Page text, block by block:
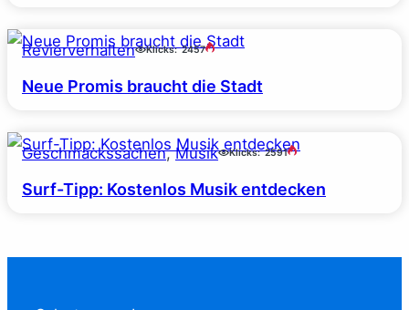
Revierverhalten Klicks: 2457
Neue Promis braucht die Stadt
Geschmackssachen, Musik Klicks: 2591
Surf-Tipp: Kostenlos Musik entdecken